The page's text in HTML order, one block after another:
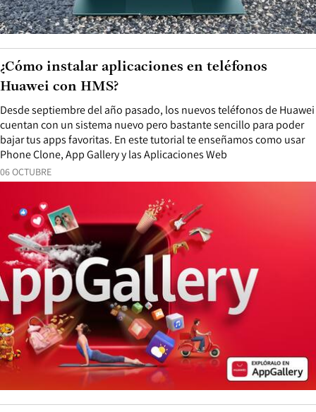
06 OCTUBRE
Desde septiembre del año pasado, los nuevos teléfonos de Huawei
cuentan con un sistema nuevo pero bastante sencillo para poder
bajar tus apps favoritas. En este tutorial te enseñamos como usar
Phone Clone, App Gallery y las Aplicaciones Web
¿Cómo instalar aplicaciones en teléfonos
Huawei con HMS?